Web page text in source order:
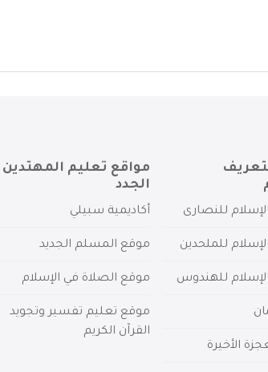
للنصارى
للملحدين
للهندوس
الأخيرة
مواقع تعليم المهتدين
الجدد
أكاديمية سبيلي
موقع المسلم الجديد
موقع الصلاة في الإسلام
موقع تعليم تفسير وتجويد
القرآن الكريم